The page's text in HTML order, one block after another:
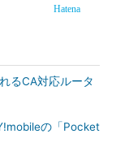
Hatena
るCA対応ルータ
の「Pocket